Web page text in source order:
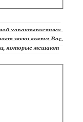
характеристики
звуки вокруг Вас.
которые мешают